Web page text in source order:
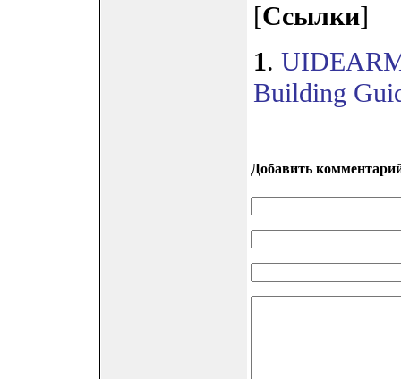
[Ссылки]
1.
Building
Добавить